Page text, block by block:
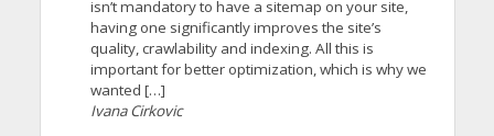
isn’t mandatory to have a sitemap on your site,
having one significantly improves the site’s
quality, crawlability and indexing. All this is
important for better optimization, which is why we
wanted […]
Ivana Cirkovic